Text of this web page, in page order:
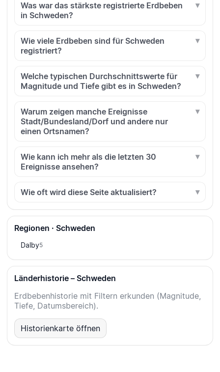
Was war das stärkste registrierte Erdbeben
in Schweden?
Wie viele Erdbeben sind für Schweden
registriert?
Welche typischen Durchschnittswerte für
Magnitude und Tiefe gibt es in Schweden?
Warum zeigen manche Ereignisse
Stadt/Bundesland/Dorf und andere nur
einen Ortsnamen?
Wie kann ich mehr als die letzten 30
Ereignisse ansehen?
Wie oft wird diese Seite aktualisiert?
Regionen · Schweden
Dalby5
Länderhistorie – Schweden
Erdbebenhistorie mit Filtern erkunden (Magnitude,
Tiefe, Datumsbereich).
Historienkarte öffnen